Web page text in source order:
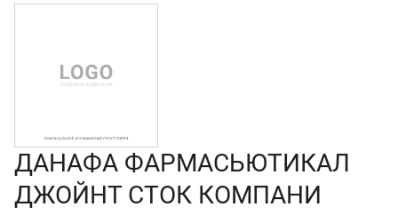
ДАНАФА ФАРМАСЬЮТИКАЛ
ДЖОЙНТ СТОК КОМПАНИ